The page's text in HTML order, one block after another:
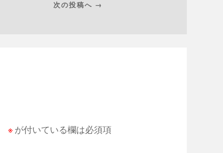
次の投稿へ →
※ が付いている欄は必須項